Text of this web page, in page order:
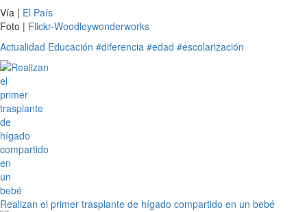
Vía | El País
Foto | Flickr-Woodleywonderworks
Actualidad Educación #diferencia #edad #escolarización
Realizan el primer trasplante de hígado compartido en un bebé